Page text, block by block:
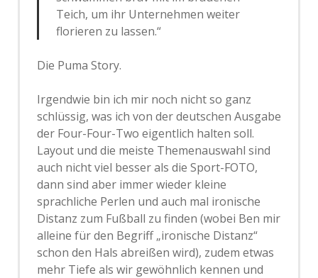
Teich, um ihr Unternehmen weiter
florieren zu lassen.“
Die Puma Story.
Irgendwie bin ich mir noch nicht so ganz
schlüssig, was ich von der deutschen Ausgabe
der Four-Four-Two eigentlich halten soll.
Layout und die meiste Themenauswahl sind
auch nicht viel besser als die Sport-FOTO,
dann sind aber immer wieder kleine
sprachliche Perlen und auch mal ironische
Distanz zum Fußball zu finden (wobei Ben mir
alleine für den Begriff „ironische Distanz“
schon den Hals abreißen wird), zudem etwas
mehr Tiefe als wir gewöhnlich kennen und